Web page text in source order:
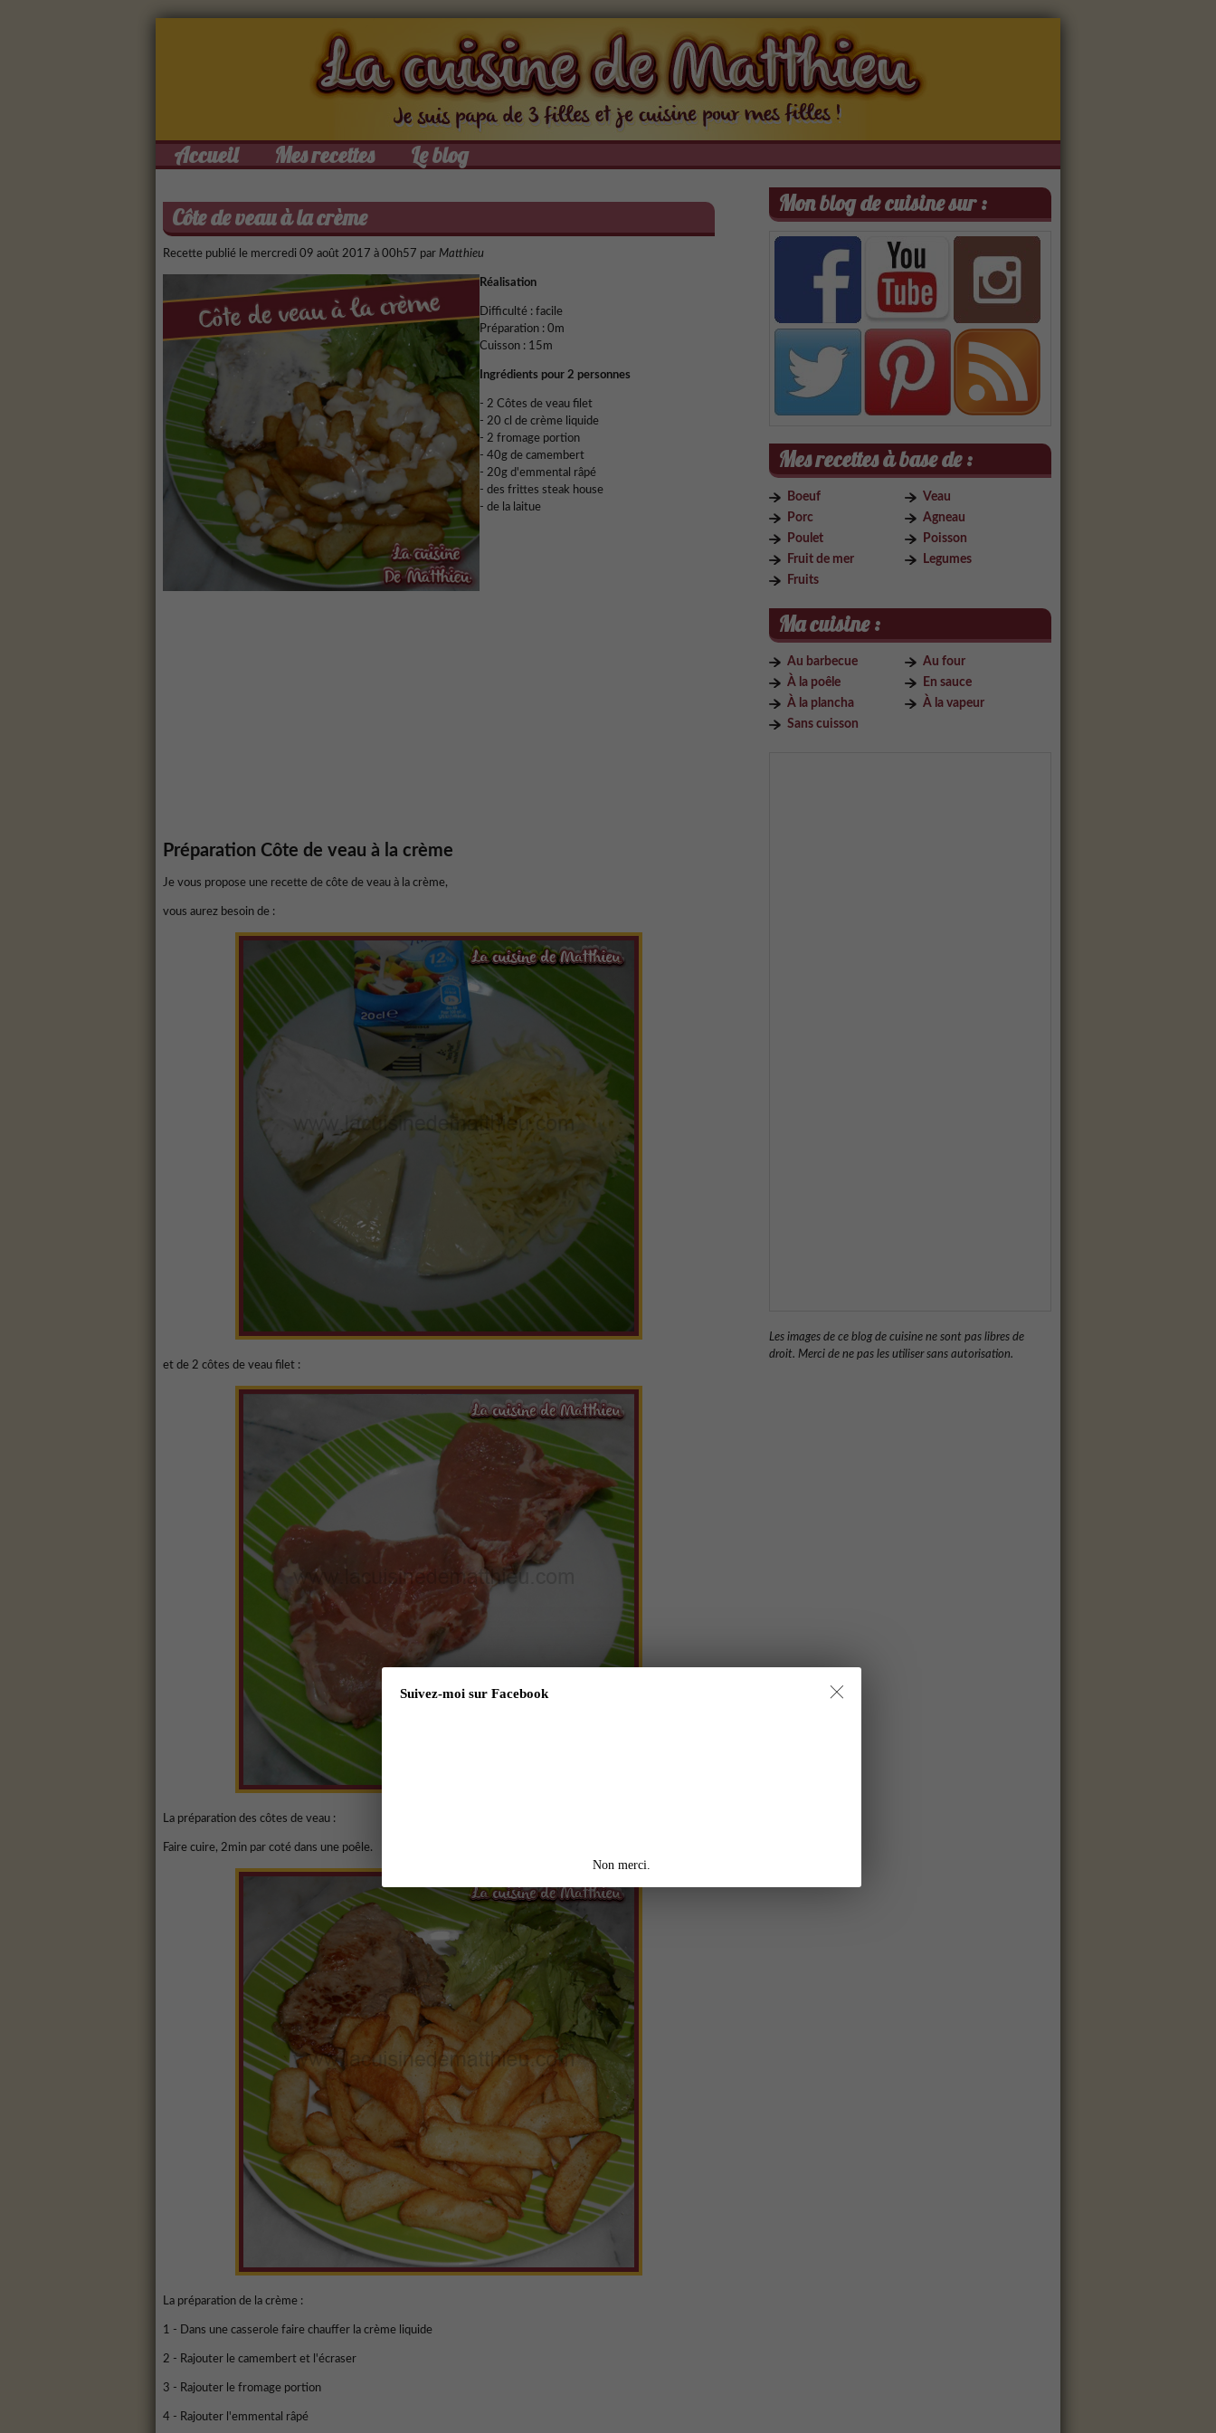
Accueil Mes recettes Le blog
Côte de veau à la crème
Recette publié le mercredi 09 août 2017 à 00h57 par Matthieu
Réalisation
Difficulté : facile
Préparation : 0m
Cuisson : 15m
Ingrédients pour 2 personnes
- 2 Côtes de veau filet
- 20 cl de crème liquide
- 2 fromage portion
- 40g de camembert
- 20g d'emmental râpé
- des frittes steak house
- de la laitue
Préparation Côte de veau à la crème
Je vous propose une recette de côte de veau à la crème,
vous aurez besoin de :
et de 2 côtes de veau filet :
La préparation des côtes de veau :
Faire cuire, 2min par coté dans une poêle.
La préparation de la crème :
1 - Dans une casserole faire chauffer la crème liquide
2 - Rajouter le camembert et l'écraser
3 - Rajouter le fromage portion
4 - Rajouter l'emmental râpé
Mon blog de cuisine sur :
Mes recettes à base de :
Boeuf
Veau
Porc
Agneau
Poulet
Poisson
Fruit de mer
Legumes
Fruits
Ma cuisine :
Au barbecue
Au four
À la poêle
En sauce
À la plancha
À la vapeur
Sans cuisson
Les images de ce blog de cuisine ne sont pas libres de
droit. Merci de ne pas les utiliser sans autorisation.
Suivez-moi sur Facebook
Non merci.